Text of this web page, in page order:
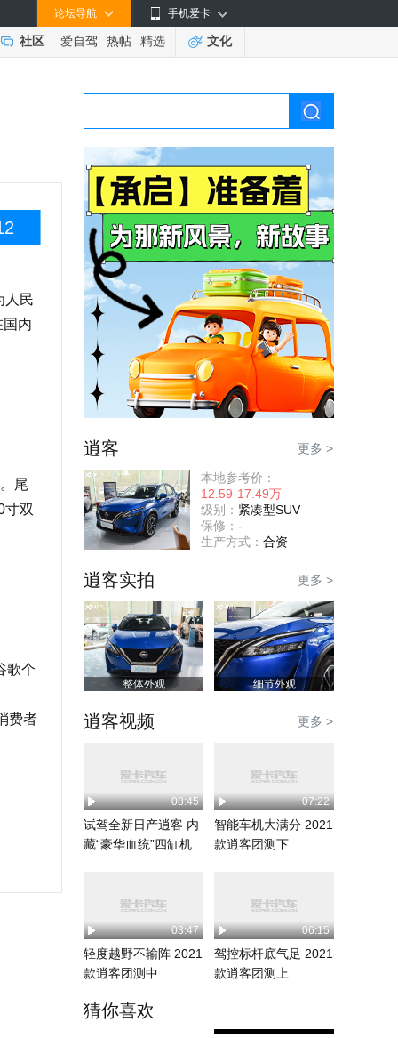
手机爱卡
论坛导航
社区 爱自驾 热帖 精选 文化
人民
内
尾
寸双
歌个
费者
逍客 更多 >
本地参考价：
12.59-17.49万
级别： 紧凑型SUV
保修： -
生产方式： 合资
逍客实拍 更多 >
整体外观 细节外观
逍客视频 更多 >
08:45
试驾全新日产逍客 内
藏“豪华血统”四缸机
07:22
智能车机大满分 2021
款逍客团测下
03:47
轻度越野不输阵 2021
款逍客团测中
06:15
驾控标杆底气足 2021
款逍客团测上
猜你喜欢